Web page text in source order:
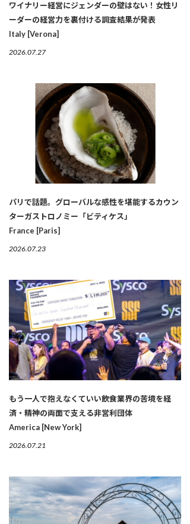
ワイナリー経営にジェンダーの壁はない！女性リ
ーダーの経営力を裏付ける調査結果が発表
Italy [Verona]
2026.07.27
パリで話題。グローバルな感性を堪能するカウン
ターガストロノミー「ビティケス」
France [Paris]
2026.07.23
もう一人で抱えなくていい――飲食業界の苦境を経
済・精神の両面で支える非営利団体
America [New York]
2026.07.21